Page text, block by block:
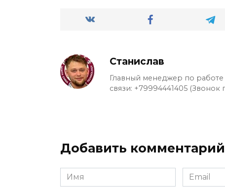
Станислав
Главный менеджер по работе
связи: +79994441405
Добавить комментарий
Имя
*
Email
*